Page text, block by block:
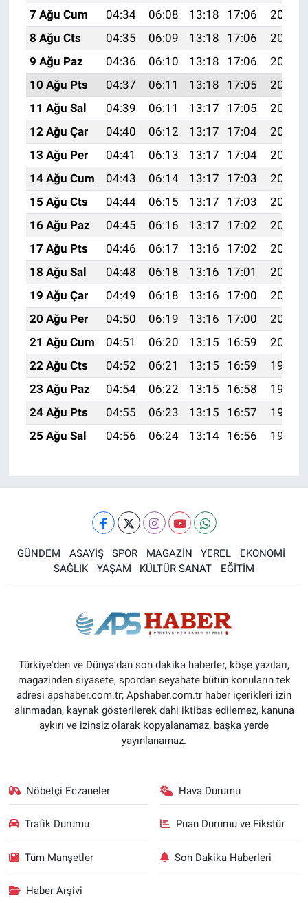
7 Ağu Cum 04:34 06:08 13:18 17:06
20:18
8 Ağu Cts
04:35 06:09 13:18 17:06
20:17
9 Ağu Paz
04:36 06:10 13:18 17:06
20:16
10 Ağu Pts
04:37 06:11 13:18 17:05
20:15
11 Ağu Sal
04:39 06:11 13:17 17:05
20:14
12 Ağu Çar
04:40 06:12 13:17 17:04
20:12
13 Ağu Per
04:41 06:13 13:17 17:04
20:11
14 Ağu Cum
04:43 06:14 13:17 17:03
20:10
15 Ağu Cts
04:44 06:15 13:17 17:03
20:09
16 Ağu Paz
04:45 06:16 13:17 17:02
20:07
17 Ağu Pts
04:46 06:17 13:16 17:02
20:06
18 Ağu Sal
04:48 06:18 13:16 17:01
20:05
19 Ağu Çar
04:49 06:18 13:16 17:00
20:03
20 Ağu Per
04:50 06:19 13:16 17:00
20:02
21 Ağu Cum
04:51 06:20 13:15 16:59
20:01
22 Ağu Cts
04:52 06:21 13:15 16:59
19:59
23 Ağu Paz
04:54 06:22 13:15 16:58
19:58
24 Ağu Pts
04:55 06:23 13:15 16:57
19:57
25 Ağu Sal
04:56 06:24 13:14 16:56 19:55
GÜNDEM ASAYİŞ SPOR MAGAZİN YEREL
EKONOMİ
SAĞLIK
YAŞAM KÜLTÜR SANAT EĞİTİM
Türkiye'den ve Dünya’dan son dakika haberler, köşe yazıları,
magazinden siyasete, spordan seyahate bütün konuların tek
adresi apshaber.com.tr; Apshaber.com.tr haber içerikleri izin
alınmadan, kaynak gösterilerek dahi iktibas edilemez, kanuna
aykırı ve izinsiz olarak kopyalanamaz, başka yerde
yayınlanamaz.
Nöbetçi Eczaneler Hava Durumu
Trafik Durumu Puan Durumu ve Fikstür
Tüm Manşetler Son Dakika Haberleri
Haber Arşivi